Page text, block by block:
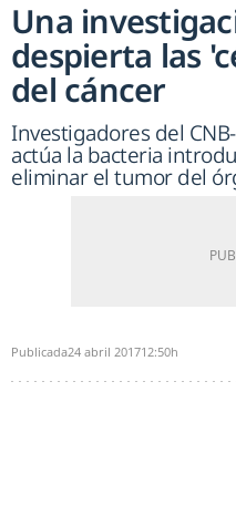
Una
despierta las
del cáncer
Investigadores del
actúa la bacteria
eliminar el tumor del
Publicada24 abril 201712:50h